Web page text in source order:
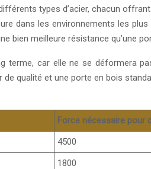
types d’acier, chacun
dans les environnements les
bien meilleure résistance qu’une
terme, car elle ne se déformera
qualité et une porte en bois
Force nécessaire pour
4500
1800